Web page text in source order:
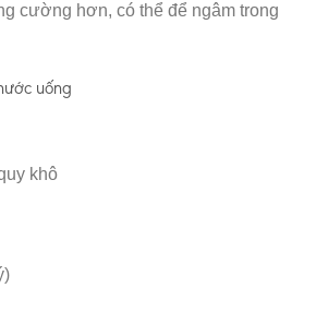
cường hơn, có thể để ngâm trong
uống
khô